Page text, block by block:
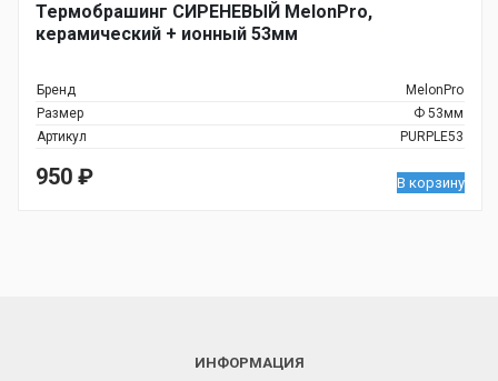
Термобрашинг СИРЕНЕВЫЙ MelonPro,
керамический + ионный 53мм
Бренд
MelonPro
Размер
Ф 53мм
Артикул
PURPLE53
950 ₽ В корзину
ИНФОРМАЦИЯ